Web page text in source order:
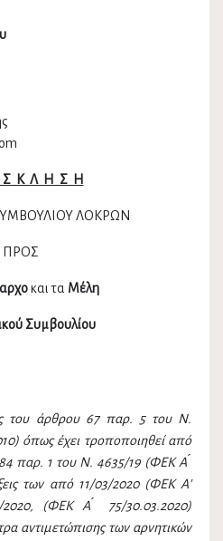
Κ Λ Η Σ Η
ΛΟΚΡΩΝ
ΠΡΟΣ
και τα Μέλη
Συμβουλίου
του άρθρου 67 παρ. 5 του Ν.
όπως έχει τροποποιηθεί από
παρ. 1 του Ν. 4635/19 (ΦΕΚ Α
των από 11/03/2020 (ΦΕΚ Α'
2020, (ΦΕΚ A ́ 75/30.03.2020)
αντιμετώπισης των αρνητικών